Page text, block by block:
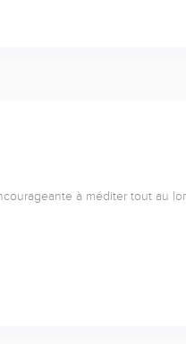
à méditer tout au